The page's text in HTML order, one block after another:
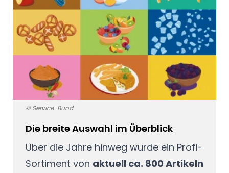
© Service-Bund
Die breite Auswahl im Überblick
Über die Jahre hinweg wurde ein Profi-
Sortiment von aktuell ca. 800 Artikeln